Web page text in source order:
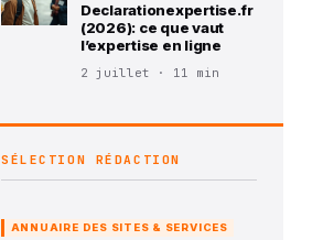
Declarationexpertise.fr
(2026): ce que vaut
l’expertise en ligne
2 juillet · 11 min
SÉLECTION RÉDACTION
ANNUAIRE DES SITES & SERVICES